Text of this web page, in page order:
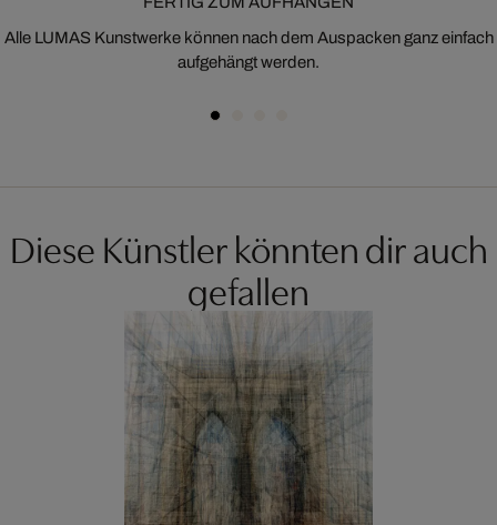
Alle LUMAS Kunstwerke können nach dem Auspacken ganz einfach
aufgehängt werden.
Diese Künstler könnten dir auch
gefallen